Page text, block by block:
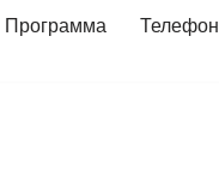
Программа Телефон